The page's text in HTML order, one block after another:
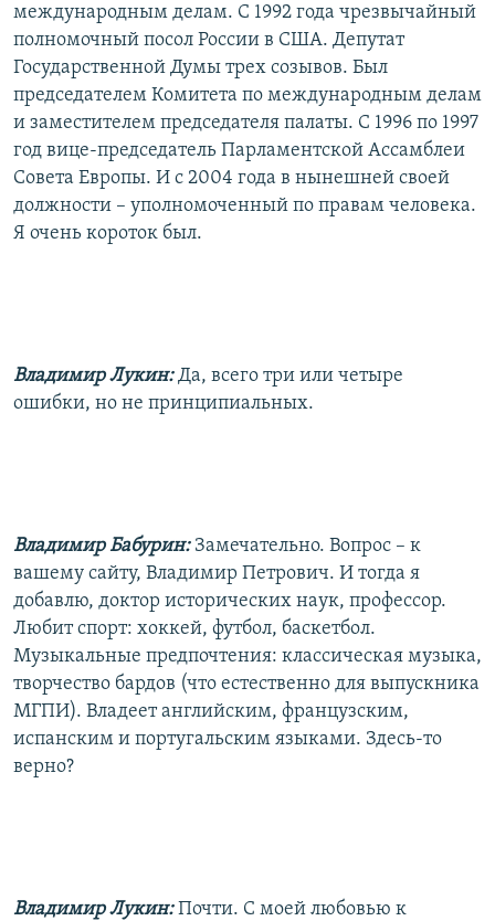
международным делам. С 1992 года чрезвычайный
полномочный посол России в США. Депутат
Государственной Думы трех созывов. Был
председателем Комитета по международным делам
и заместителем председателя палаты. С 1996 по 1997
год вице-председатель Парламентской Ассамблеи
Совета Европы. И с 2004 года в нынешней своей
должности – уполномоченный по правам человека.
Я очень короток был.
Владимир Лукин: Да, всего три или четыре
ошибки, но не принципиальных.
Владимир Бабурин: Замечательно. Вопрос – к
вашему сайту, Владимир Петрович. И тогда я
добавлю, доктор исторических наук, профессор.
Любит спорт: хоккей, футбол, баскетбол.
Музыкальные предпочтения: классическая музыка,
творчество бардов (что естественно для выпускника
МГПИ). Владеет английским, французским,
испанским и португальским языками. Здесь-то
верно?
Владимир Лукин: Почти. С моей любовью к